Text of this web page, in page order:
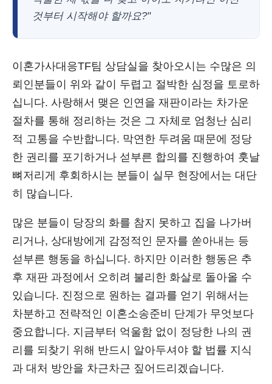
것부터 시작해야 할까요?"
이혼가사대응TF팀 상담실을 찾아오시는 수많은 의
뢰인분들이 위와 같이 두렵고 절박한 심정을 토로하
십니다. 사랑해서 맺은 인연을 재판이라는 차가운
절차를 통해 정리하는 것은 그 자체로 엄청난 심리
적 고통을 수반합니다. 막연한 두려움 때문에 정당
한 권리를 포기하거나 섣부른 합의를 진행하여 훗날
뼈저리게 후회하시는 분들이 실무 현장에서는 대단
히 많습니다.
많은 분들이 당장의 화를 참지 못하고 집을 나가버
리거나, 상대방에게 감정적인 문자를 쏟아내는 등
섣부른 행동을 하십니다. 하지만 이러한 행동은 추
후 재판 과정에서 오히려 불리한 화살로 돌아올 수
있습니다. 진정으로 원하는 결과를 얻기 위해서는
차분하고 전략적인 이혼소송준비 단계가 무엇보다
중요합니다. 지금부터 억울함 없이 정당한 나의 권
리를 되찾기 위해 반드시 알아두셔야 할 법률 지식
과 대처 방안을 차근차근 짚어드리겠습니다.